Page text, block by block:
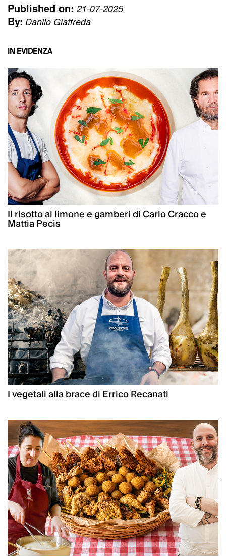
Published on: 21-07-2025
By: Danilo Giaffreda
IN EVIDENZA
Il risotto al limone e gamberi di Carlo Cracco e
Mattia Pecis
I vegetali alla brace di Errico Recanati